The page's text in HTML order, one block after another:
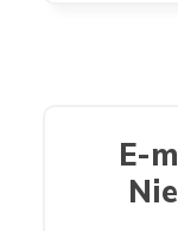
E-